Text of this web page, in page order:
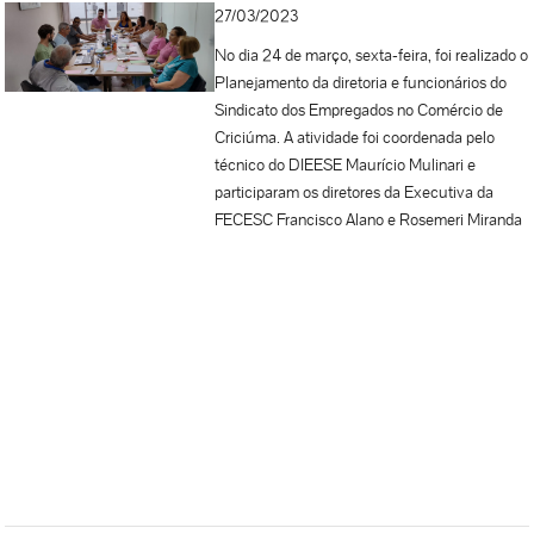
sorteio de brindes. Fonte: CUT-SC | Escrito
27/03/2023
No dia 24 de março, sexta-feira, foi realizado o
Planejamento da diretoria e funcionários do
Sindicato dos Empregados no Comércio de
Criciúma. A atividade foi coordenada pelo
técnico do DIEESE Maurício Mulinari e
participaram os diretores da Executiva da
FECESC Francisco Alano e Rosemeri Miranda
dificuldades são inúmeras, mas certamente os